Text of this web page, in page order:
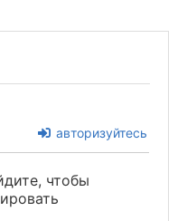
авторизуйтесь
чтобы